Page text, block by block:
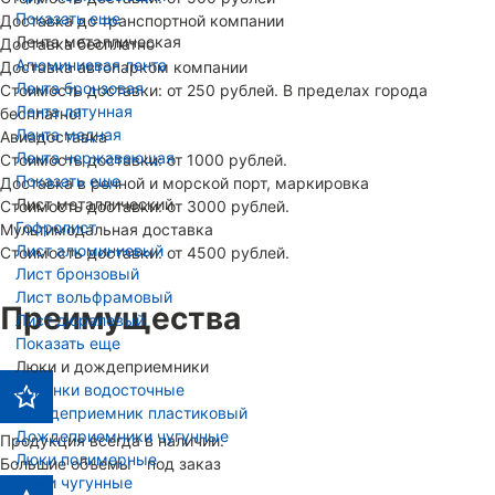
Показать еще
Лента металлическая
Алюминиевая лента
Лента бронзовая
Лента латунная
Лента медная
Лента нержавеющая
Показать еще
Лист металлический
Гофролист
Лист алюминиевый
Лист бронзовый
Лист вольфрамовый
Лист дюралевый
Показать еще
Люки и дождеприемники
Воронки водосточные
Дождеприемник пластиковый
Дождеприемники чугунные
Люки полимерные
Люки чугунные
Доставка до транспортной компании
Доставка бесплатно
Доставка автопарком компании
Стоимость доставки: от 250 рублей. В пределах города
бесплатно!
Авиадоставка
Стоимость доставки: от 1000 рублей.
Доставка в речной и морской порт, маркировка
Стоимость доставки: от 3000 рублей.
Мультимодальная доставка
Стоимость доставки: от 4500 рублей.
Преимущества
Продукция всегда в наличии.
Большие объемы - под заказ